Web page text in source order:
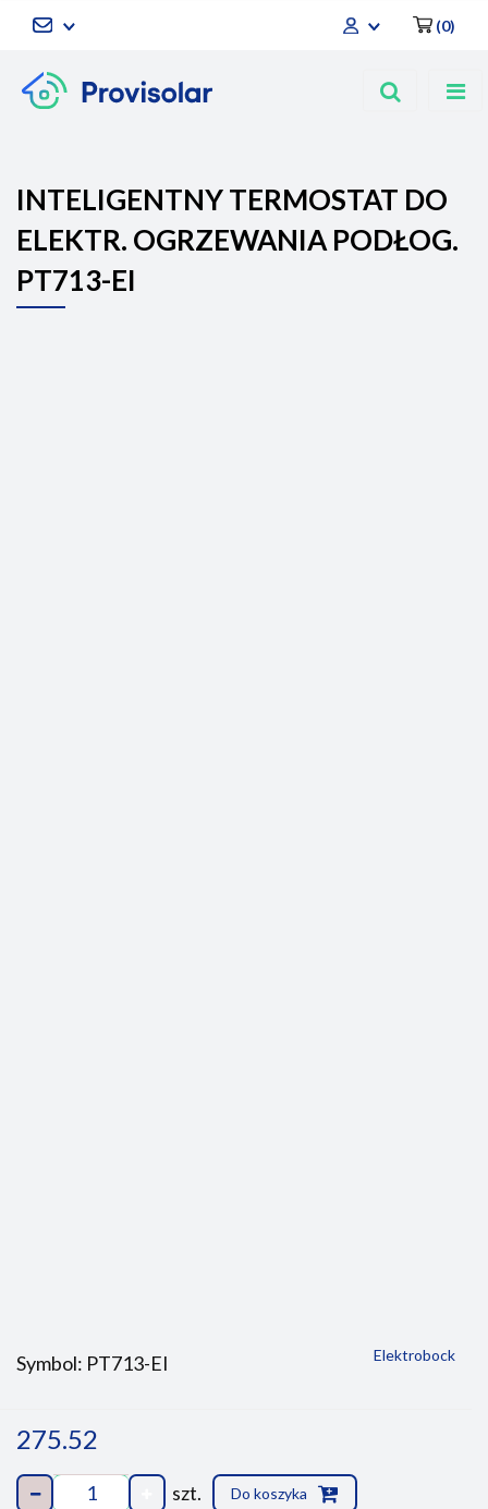
Zaloguj się
(0)
INTELIGENTNY TERMOSTAT DO
ELEKTR. OGRZEWANIA PODŁOG.
PT713-EI
Symbol: PT713-EI Elektrobock
275.52
szt. Do koszyka